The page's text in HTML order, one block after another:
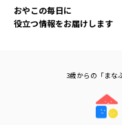
おやこの毎日に
役立つ情報をお届けします
3歳からの「まな